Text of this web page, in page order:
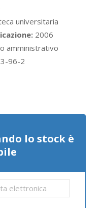
universitaria
2006
amministrativo
96-2
lo stock è